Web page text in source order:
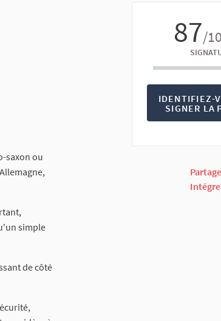
87/
IDENTIFIEZ-
SIGNER LA
saxon ou
simple
de côté